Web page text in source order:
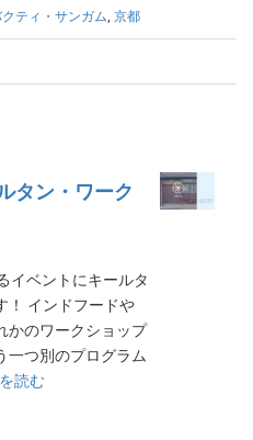
ティ・サンガム, 京都
タン・ワーク
イベントにキールタ
！ インドフードや
かのワークショップ
一つ別のプログラム
読む